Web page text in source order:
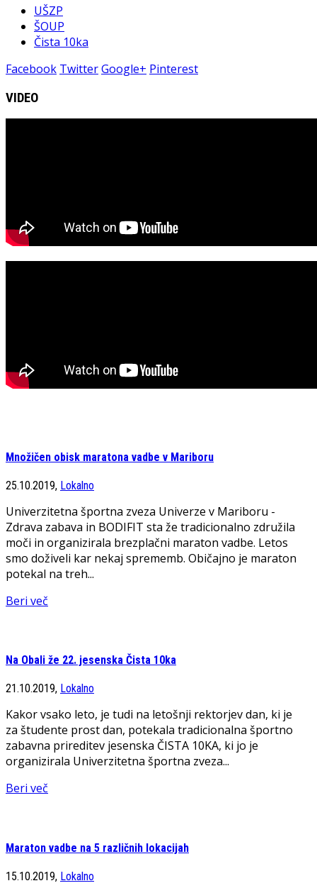
UŠZP
ŠOUP
Čista 10ka
Facebook TwitterGoogle+ Pinterest
VIDEO
Množičen obisk maratona vadbe v Mariboru
25.10.2019, Lokalno
Univerzitetna športna zveza Univerze v Mariboru -
Zdrava zabava in BODIFIT sta že tradicionalno združila
moči in organizirala brezplačni maraton vadbe. Letos
smo doživeli kar nekaj sprememb. Običajno je maraton
potekal na treh...
Beri več
Na Obali že 22. jesenska Čista 10ka
21.10.2019, Lokalno
Kakor vsako leto, je tudi na letošnji rektorjev dan, ki je
za študente prost dan, potekala tradicionalna športno
zabavna prireditev jesenska ČISTA 10KA, ki jo je
organizirala Univerzitetna športna zveza...
Beri več
Maraton vadbe na 5 različnih lokacijah
15.10.2019, Lokalno